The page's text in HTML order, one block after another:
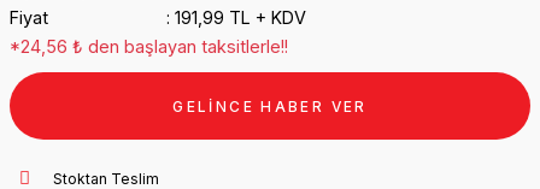
Fiyat
191,99 TL + KDV
*24,56 ₺ den başlayan taksitlerle!!
GELİNCE HABER VER
Stoktan Teslim